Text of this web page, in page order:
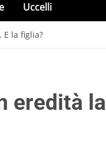
Uccelli
la figlia?
eredità la